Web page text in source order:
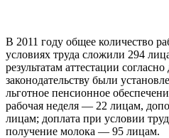
В 2011 году общее количество
условиях труда сложили 294
результатам аттестации
законодательству были
льготное пенсионное
рабочая неделя — 22 лицам,
лицам; доплата при условии
получение молока — 95 лицам.